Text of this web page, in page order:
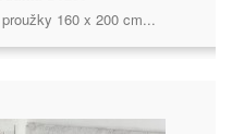
160 x 200 cm...